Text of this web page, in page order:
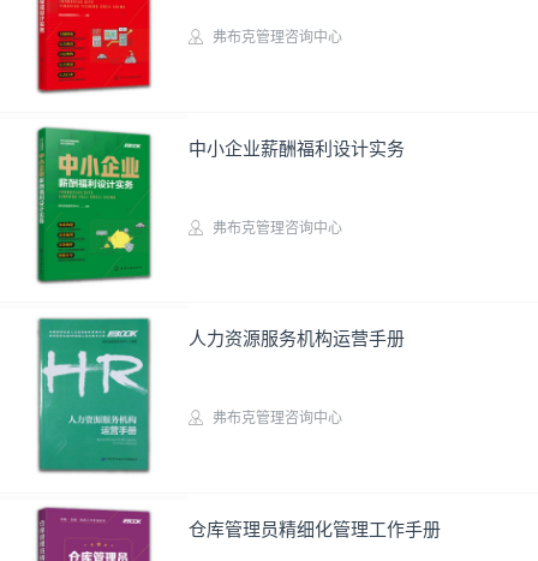
弗布克管理咨询中心
中小企业薪酬福利设计实务
弗布克管理咨询中心
人力资源服务机构运营手册
弗布克管理咨询中心
仓库管理员精细化管理工作手册